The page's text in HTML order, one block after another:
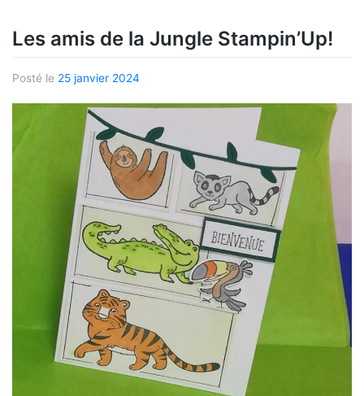
Les amis de la Jungle Stampin’Up!
Posté le 25 janvier 2024